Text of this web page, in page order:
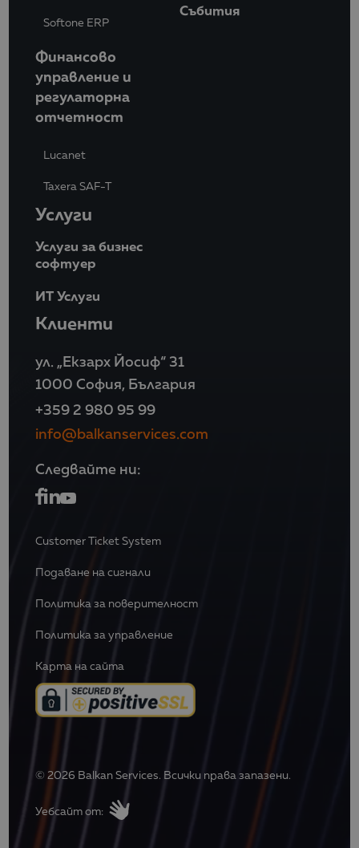
Softone ERP
Финансово
управление и
регулаторна
отчетност
Lucanet
Taxera SAF-T
Услуги
Услуги за бизнес
софтуер
ИТ Услуги
Клиенти
Събития
ул. „Екзарх Йосиф“ 31
1000 София, България
+359 2 980 95 99
info@balkanservices.com
Следвайте ни:
Customer Ticket System
Подаване на сигнали
Политика за поверителност
Политика за управление
Карта на сайта
© 2026 Balkan Services. Всички права запазени.
Уебсайт от: